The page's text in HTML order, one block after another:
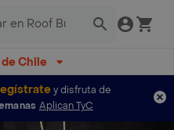
Chile
y disfruta de
Aplican TyC